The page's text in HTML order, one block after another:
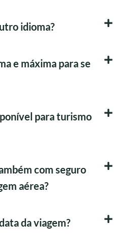
idioma?
e máxima para se
para turismo
com seguro
aérea?
da viagem?